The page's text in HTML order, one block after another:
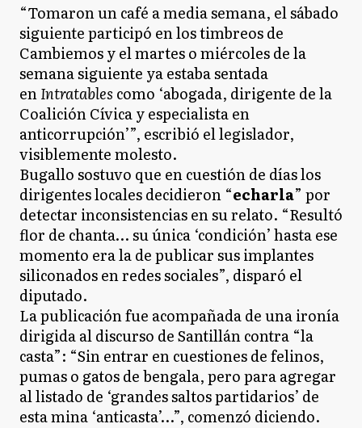
“Tomaron un café a media semana, el sábado
siguiente participó en los timbreos de
Cambiemos y el martes o miércoles de la
semana siguiente ya estaba sentada
enIntratables como ‘abogada, dirigente de la
Coalición Cívica y especialista en
anticorrupción’”, escribió el legislador,
visiblemente molesto.
Bugallo sostuvo que en cuestión de días los
dirigentes locales decidieron “echarla” por
detectar inconsistencias en su relato. “Resultó
flor de chanta… su única ‘condición’ hasta ese
momento era la de publicar sus implantes
siliconados en redes sociales”, disparó el
diputado.
La publicación fue acompañada de una ironía
dirigida al discurso de Santillán contra “la
casta”: “Sin entrar en cuestiones de felinos,
pumas o gatos de bengala, pero para agregar
al listado de ‘grandes saltos partidarios’ de
esta mina ‘anticasta’…”, comenzó diciendo.